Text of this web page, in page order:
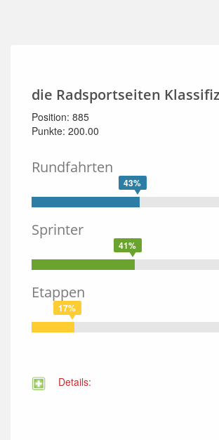
die Radsportseiten
Position: 885
Punkte: 200.00
Rundfahrten
43%
Sprinter
41%
Etappen
17%
Details: